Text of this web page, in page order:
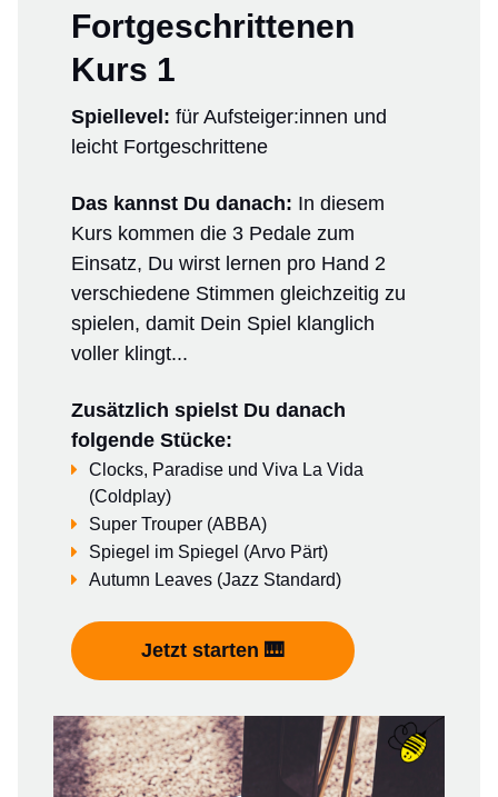
Fortgeschrittenen
Kurs 1
Spiellevel: für Aufsteiger:innen und
leicht Fortgeschrittene
Das kannst Du danach: In diesem
Kurs kommen die 3 Pedale zum
Einsatz, Du wirst lernen pro Hand 2
verschiedene Stimmen gleichzeitig zu
spielen, damit Dein Spiel klanglich
voller klingt...
Zusätzlich spielst Du danach
folgende Stücke:
Clocks, Paradise und Viva La Vida
(Coldplay)
Super Trouper (ABBA)
Spiegel im Spiegel (Arvo Pärt)
Autumn Leaves (Jazz Standard)
Jetzt starten 🎹